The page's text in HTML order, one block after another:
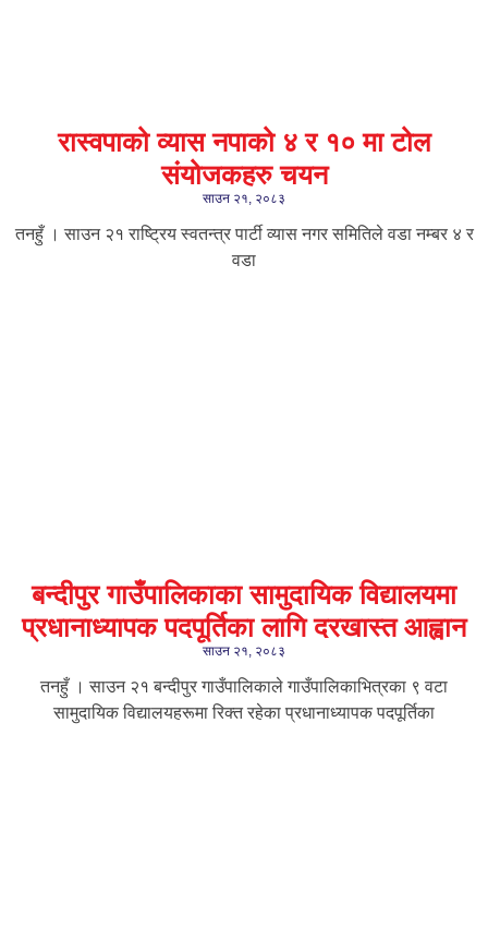
रास्वपाको व्यास नपाको ४ र १० मा टोल
संयोजकहरु चयन
साउन २१, २०८३
तनहुँ । साउन २१ राष्ट्रिय स्वतन्त्र पार्टी व्यास नगर समितिले वडा नम्बर ४ र
वडा
बन्दीपुर गाउँपालिकाका सामुदायिक विद्यालयमा
प्रधानाध्यापक पदपूर्तिका लागि दरखास्त आह्वान
साउन २१, २०८३
तनहुँ । साउन २१ बन्दीपुर गाउँपालिकाले गाउँपालिकाभित्रका ९ वटा
सामुदायिक विद्यालयहरूमा रिक्त रहेका प्रधानाध्यापक पदपूर्तिका